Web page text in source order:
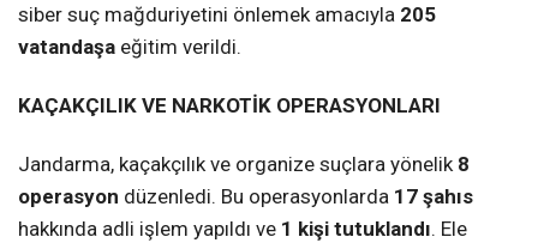
siber suç mağduriyetini önlemek amacıyla 205
vatandaşa eğitim verildi.
KAÇAKÇILIK VE NARKOTİK OPERASYONLARI
Jandarma, kaçakçılık ve organize suçlara yönelik 8
operasyon düzenledi. Bu operasyonlarda 17 şahıs
hakkında adli işlem yapıldı ve 1 kişi tutuklandı. Ele